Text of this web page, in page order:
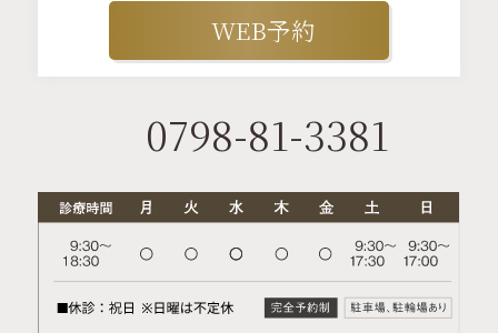
WEB予約
0798-81-3381